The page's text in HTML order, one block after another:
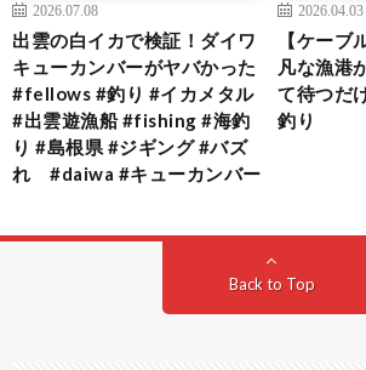
2026.07.08
出雲の白イカで検証！ダイワ
キューカンバーがヤバかった
#fellows #釣り #イカメタル
#出雲遊漁船 #fishing #海釣
り #島根県 #ジギング #バズ
れ #daiwa #キューカンバー
2026.04.03
【ケー
凡な漁港
て待つだ
釣り
Back to Top